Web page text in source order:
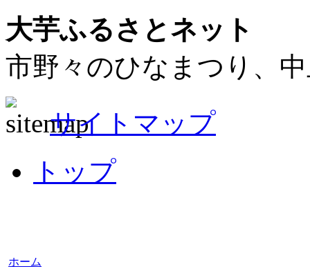
大芋ふるさとネット
市野々のひなまつり、
サイトマップ
トップ
ホーム